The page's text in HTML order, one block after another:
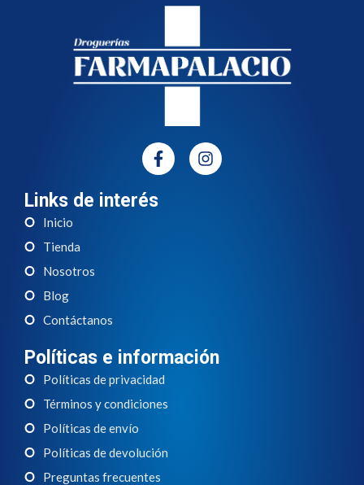
Links de interés
Inicio
Tienda
Nosotros
Blog
Contáctanos
Políticas e información
Políticas de privacidad
Términos y condiciones
Políticas de envío
Políticas de devolución
Preguntas frecuentes